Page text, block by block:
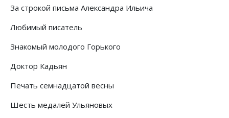
За строкой письма Александра Ильича
Любимый писатель
Знакомый молодого Горького
Доктор Кадьян
Печать семнадцатой весны
Шесть медалей Ульяновых